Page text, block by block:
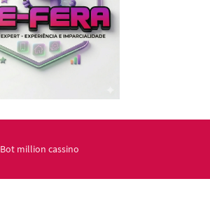
Bot million cassino